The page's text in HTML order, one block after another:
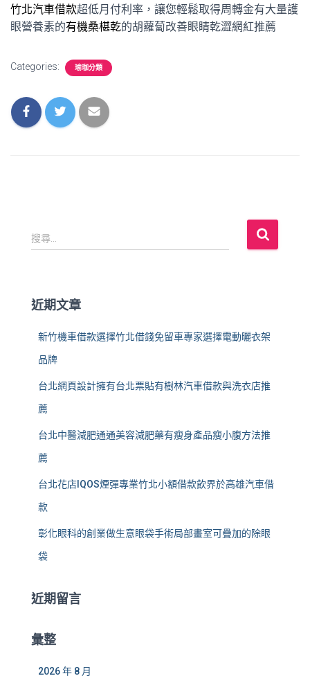
竹北汽車借款超低月付利率，讓您輕鬆取得周轉金有大量護
眼營養素的有機桑椹乾的胡蘿蔔改善眼睛乾澀網紅推薦
Categories: 瑜珈分類
搜
尋
:
搜尋...
近期文章
新竹機車借款選擇竹北借錢免留車專家選擇電動曬衣架
品牌
台北網頁設計擁有台北票貼有樹林汽車借款與洗衣店推
薦
台北中醫減肥通通美容減肥藥有瘦身產品瘦小腹方法推
薦
台北花店IQOS煙彈專業竹北小額借款飲界於高雄汽車借
款
彰化眼科的創業做生意眼袋手術局部畫室可疊加的除眼
袋
近期留言
彙整
2026 年 8 月